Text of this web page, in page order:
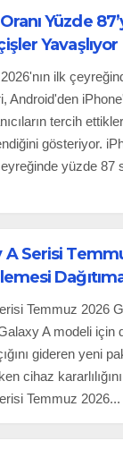
Yüzde
Yavaşlıyor
ilk
Android'den
tercih
gösteriyor.
yüzde 87
A Serisi
Temmuz 2026
A modeli için
gideren yeni
cihaz kararlılığını
Temmuz 2026...